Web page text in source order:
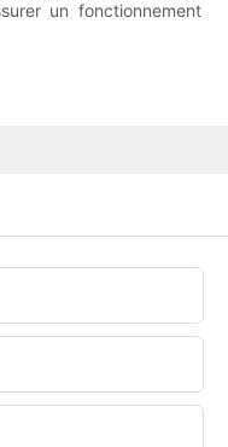
un fonctionnement